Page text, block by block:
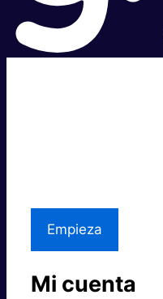
Empieza
Mi cuenta